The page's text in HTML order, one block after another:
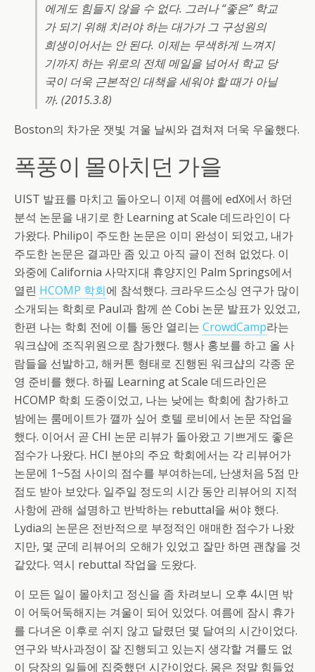
에게도 힘들지 않을 수 없다. 그러나 “좋은” 학교
가 되기 위해 치러야 하는 대가가 그 구성원의
희생이어서는 안 된다. 이제는 무색하게 느껴지
기까지 하는 위로의 전체 메일을 넘어서 학교 당
국이 더욱 근본적인 대책을 세워야 할 때가 아닐
까. (2015.3.8)
Boston의 차가운 잿빛 겨울 날씨와 겹쳐져 더욱 우울했다.
폭풍이 몰아치던 가을
UIST 발표를 마치고 돌아오니 이제 여름에 edX에서 하던
분석 논문을 내기로 한 Learning at Scale 데드라인이 다
가왔다. Philip이 주도한 논문은 이미 완성이 되었고, 내가
주도한 논문은 결과만 좀 있고 아직 글이 전혀 없었다. 이
와중에 California 사막지대 휴양지인 Palm Springs에서
열린 HCOMP 학회에 참석했다. 크라우드소싱 연구가 많이
소개되는 학회로 Paul과 함께 쓴 Cobi 논문 발표가 있었고,
한편 나는 학회 전에 이틀 동안 열리는 CrowdCamp라는
워크샵에 조직위원으로 참가했다. 행사 홍보를 하고 올 사
람들을 선발하고, 해커톤 형태로 진행된 워크샵의 각종 운
영 준비를 했다. 하필 Learning at Scale 데드라인은
HCOMP 학회 도중이었고, 나는 낮에는 학회에 참가하고
밤에는 룸메이트가 깰까 싶어 호텔 로비에서 논문 작업을
했다. 이어서 곧 CHI 논문 리뷰가 돌아왔고 기쁘게도 좋은
점수가 나왔다. HCI 분야의 주요 학회에서는 각 리뷰어가
논문에 1~5점 사이의 점수를 부여하는데, 난생처음 5점 만
점도 받아 보았다. 일주일 정도의 시간 동안 리뷰어의 지적
사항에 관해 설명하고 반박하는 rebuttal을 써야 했다.
Lydia의 논문은 전반적으로 부정적인 애매한 점수가 나왔
지만, 몇 군데 리뷰어의 오해가 있었고 잘만 하면 괜찮을 것
같았다. 역시 rebuttal 작업을 도왔다.
이 모든 일이 몰아치고 정신을 좀 차려보니 오후 4시면 밖
이 어둑어둑해지는 겨울이 되어 있었다. 여름에 잠시 휴가
를 다녀온 이후로 쉬지 않고 달렸던 몇 달여의 시간이었다.
연구와 박사과정이 잘 진행되고 있는지 생각할 겨를도 없
이 당장의 일들에 집중했던 시간이었다. 몸은 정말 힘들었